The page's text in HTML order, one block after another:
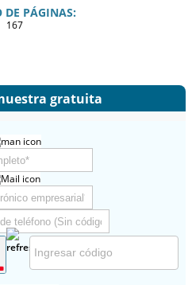
DE PÁGINAS:
167
gratuita